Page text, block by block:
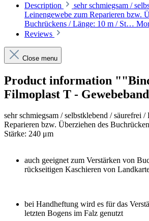
Description
sehr schmiegsam /
Leinengewebe zum Reparieren bzw.
Buchrückens / Länge: 10 m / St…
Reviews
Close menu
Product information
Filmoplast T -
sehr schmiegsam / selbstklebend / säurefrei
Reparieren bzw. Überziehen des
Stärke: 240 μm
auch geeignet zum Verstärken von
rückseitigen Kaschieren von
bei Handheftung wird es für das
letzten Bogens im Falz genutzt